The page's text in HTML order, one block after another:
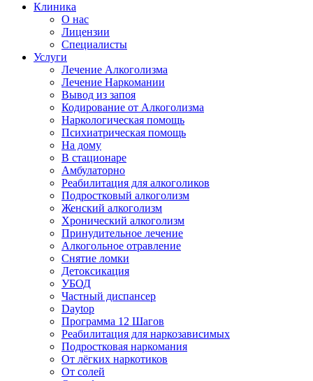
Клиника
О нас
Лицензии
Специалисты
Услуги
Лечение Алкоголизма
Лечение Наркомании
Вывод из запоя
Кодирование от Алкоголизма
Наркологическая помощь
Психиатрическая помощь
На дому
В стационаре
Амбулаторно
Реабилитация для алкоголиков
Подростковый алкоголизм
Женский алкоголизм
Хронический алкоголизм
Принудительное лечение
Алкогольное отравление
Снятие ломки
Детоксикация
УБОД
Частный диспансер
Daytop
Программа 12 Шагов
Реабилитация для наркозависимых
Подростковая наркомания
От лёгких наркотиков
От солей